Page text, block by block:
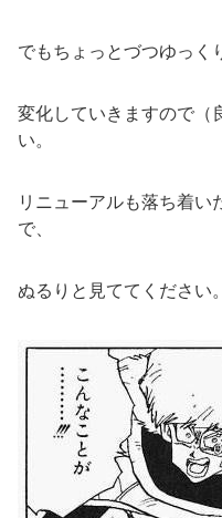
でもちょっとづつゆっく
変化していきますので（
い。
リニューアルも落ち着い
で、
ぬるりと見ててください。